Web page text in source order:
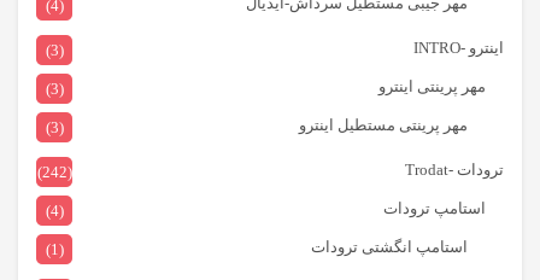
(4)
اینترو -INTRO
(3)
مهر پرینتی اینترو
(3)
مهر پرینتی مستطیل اینترو
(3)
ترودات -Trodat
(242)
استامپ ترودات
(4)
استامپ انگشتی ترودات
(1)